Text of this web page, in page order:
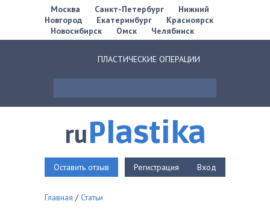
Москва Санкт-Петербург
Нижний
Новгород
Екатеринбург
Красноярск
Новосибирск
Омск Челябинск
ПЛАСТИЧЕСКИЕ ОПЕРАЦИИ
ruPlastika
Оставить отзыв Регистрация Вход
Главная / Статьи